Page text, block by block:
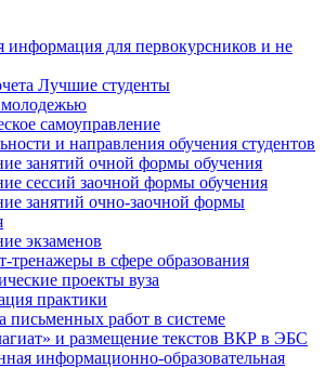
информация для первокурсников и не
Лучшие студенты
молодежью
самоуправление
и направления обучения студентов
занятий очной формы обучения
сессий заочной формы обучения
занятий очно-заочной формы
экзаменов
тренажеры в сфере образования
проекты вуза
практики
письменных работ в системе
и размещение текстов ВКР в ЭБС
информационно-образовательная